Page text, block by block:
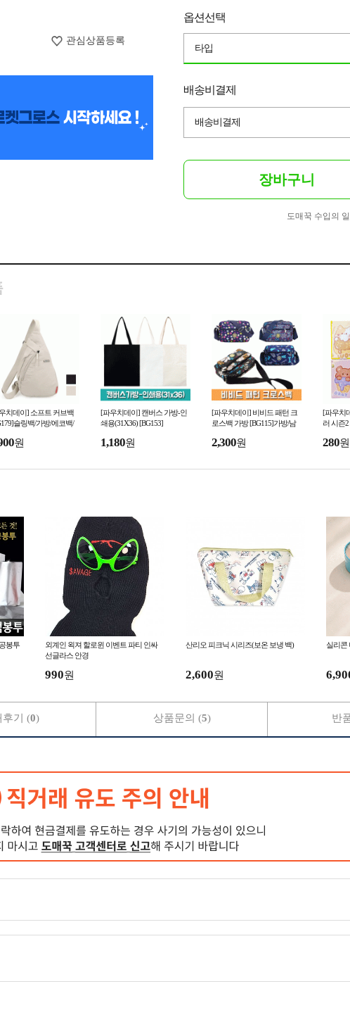
관심상품등록
옵션선택
타입
배송비결제
배송비결제
장바구니
도매꾹 수입의
치데이] 소프트 커브백
슬링백/가방/에코백/
/여성/백팩/수납
원
[파우치데이] 캔버스 가방-인
쇄용(31X36) [BG153]
1,180원
[파우치데이] 비비드 패턴 크
로스백 가방 [BG115]가방/남
백/키링/인쇄/휴대용
2,300원
[파우치
러 시즌
280원
봉투
외계인 왹져 할로윈 이벤트 파티 인싸
선글라스 안경
990원
산리오 피크닉 시리즈(보온 보냉 백)
2,600원
실리콘
후기 (0) 상품문의 (5) 반